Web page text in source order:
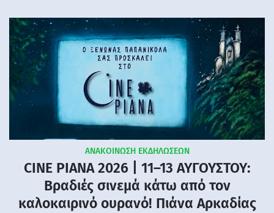
ΑΝΑΚΟΙΝΩΣΗ ΕΚΔΗΛΩΣΕΩΝ
CINE PIANA 2026 | 11–13 ΑΥΓΟΥΣΤΟΥ:
Βραδιές σινεμά κάτω από τον
καλοκαιρινό ουρανό! Πιάνα Αρκαδίας